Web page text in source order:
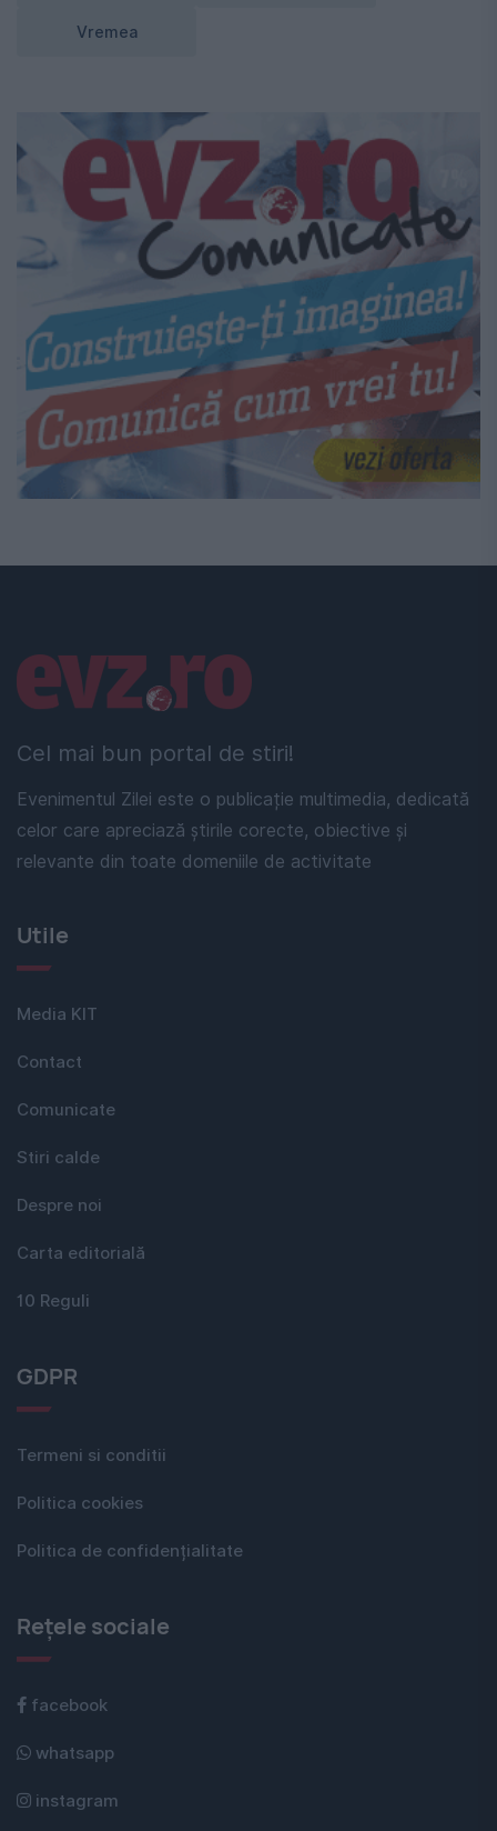
Vremea
Cel mai bun portal de stiri!
Evenimentul Zilei este o publicație multimedia, dedicată
celor care apreciază știrile corecte, obiective și
relevante din toate domeniile de activitate
Linkuri utile
Utile
Media KIT
Contact
Comunicate
Stiri calde
Despre noi
Carta editorială
10 Reguli
GDPR
Termeni si conditii
Politica cookies
Politica de confidențialitate
Rețele sociale
facebook
whatsapp
instagram